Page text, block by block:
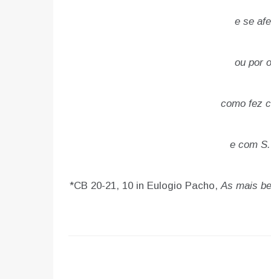
e se
ou por
como fez
e com
*CB 20-21, 10 in Eulogio Pacho,As mais